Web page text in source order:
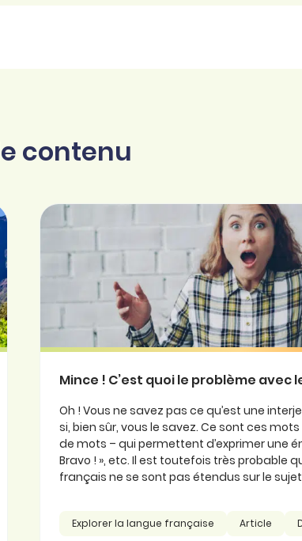
contenu
Mince ! C’est quoi le problème avec
Oh ! Vous ne savez pas ce qu’est une
si, bien sûr, vous le savez. Ce sont ces
de mots – qui permettent d’exprimer une
Bravo ! », etc. Il est toutefois très probable
français ne se sont pas étendus sur le
Explorer la langue française Article